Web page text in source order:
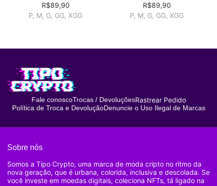
R$89,90
P, M, G, GG, XGG
R$89,90
P, M, G, GG, XGG
Fale conoscoTrocas / DevoluçõesRastrear Pedido
Política de Troca e DevoluçãoDenuncie o Uso Ilegal de Marcas
Sobre nós
Somos a Tipo Crypto, uma marca de moda cripto no ritmo da
nova geração, que é urbana, colorida, inclusiva e descolada. Se
você investe em moedas digitais, coleciona NFTs, tá ligado na